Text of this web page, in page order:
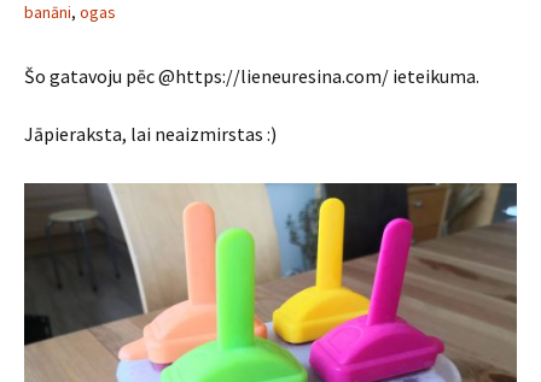
banāni, ogas
Šo gatavoju pēc @https://lieneuresina.com/ ieteikuma.
Jāpieraksta, lai neaizmirstas :)